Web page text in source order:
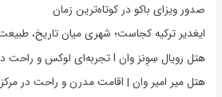
صدور ویزای باکو در کوتاه‌ترین زمان
ایغدیر ترکیه کجاست؛ شهری میان تاریخ،
هتل رویال سِوِنز وان l تجربه‌ای لوکس و راحت در دل شهر وان
هتل میر امیر وان | اقامت مدرن و راحت در